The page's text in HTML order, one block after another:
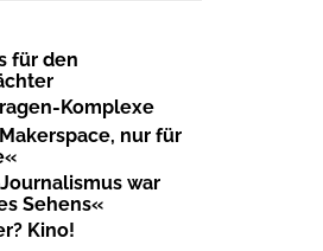
für den
Komplexe
nur für
war
Sehens«
Kino!